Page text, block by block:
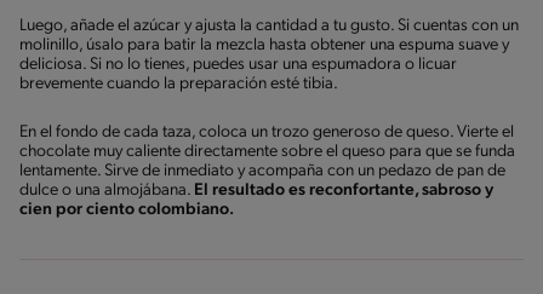
Luego, añade el azúcar y ajusta la cantidad a tu gusto. Si cuentas con un
molinillo, úsalo para batir la mezcla hasta obtener una espuma suave y
deliciosa. Si no lo tienes, puedes usar una espumadora o licuar
brevemente cuando la preparación esté tibia.
En el fondo de cada taza, coloca un trozo generoso de queso. Vierte el
chocolate muy caliente directamente sobre el queso para que se funda
lentamente. Sirve de inmediato y acompaña con un pedazo de pan de
dulce o una almojábana. El resultado es reconfortante, sabroso y
cien por ciento colombiano.